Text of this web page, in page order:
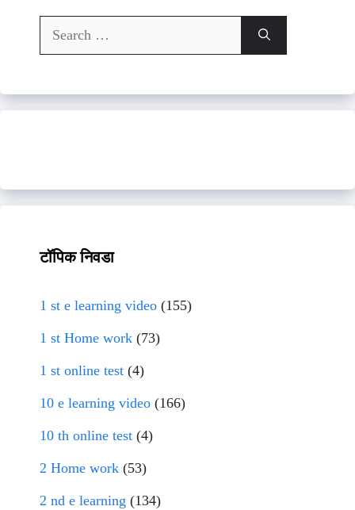
Search
for:
टॉपिक निवडा
1 st e learning video (155)
1 st Home work (73)
1 st online test (4)
10 e learning video (166)
10 th online test (4)
2 Home work (53)
2 nd e learning (134)